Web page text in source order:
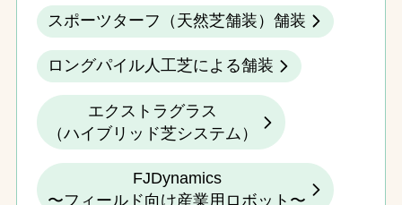
スポーツターフ（天然芝舗装）舗装
ロングパイル人工芝による舗装
エクストラグラス
（ハイブリッド芝システム）
FJDynamics
〜フィールド向け産業用ロボット〜